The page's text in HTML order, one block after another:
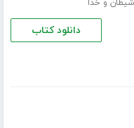
و خدا
دانلود کتاب